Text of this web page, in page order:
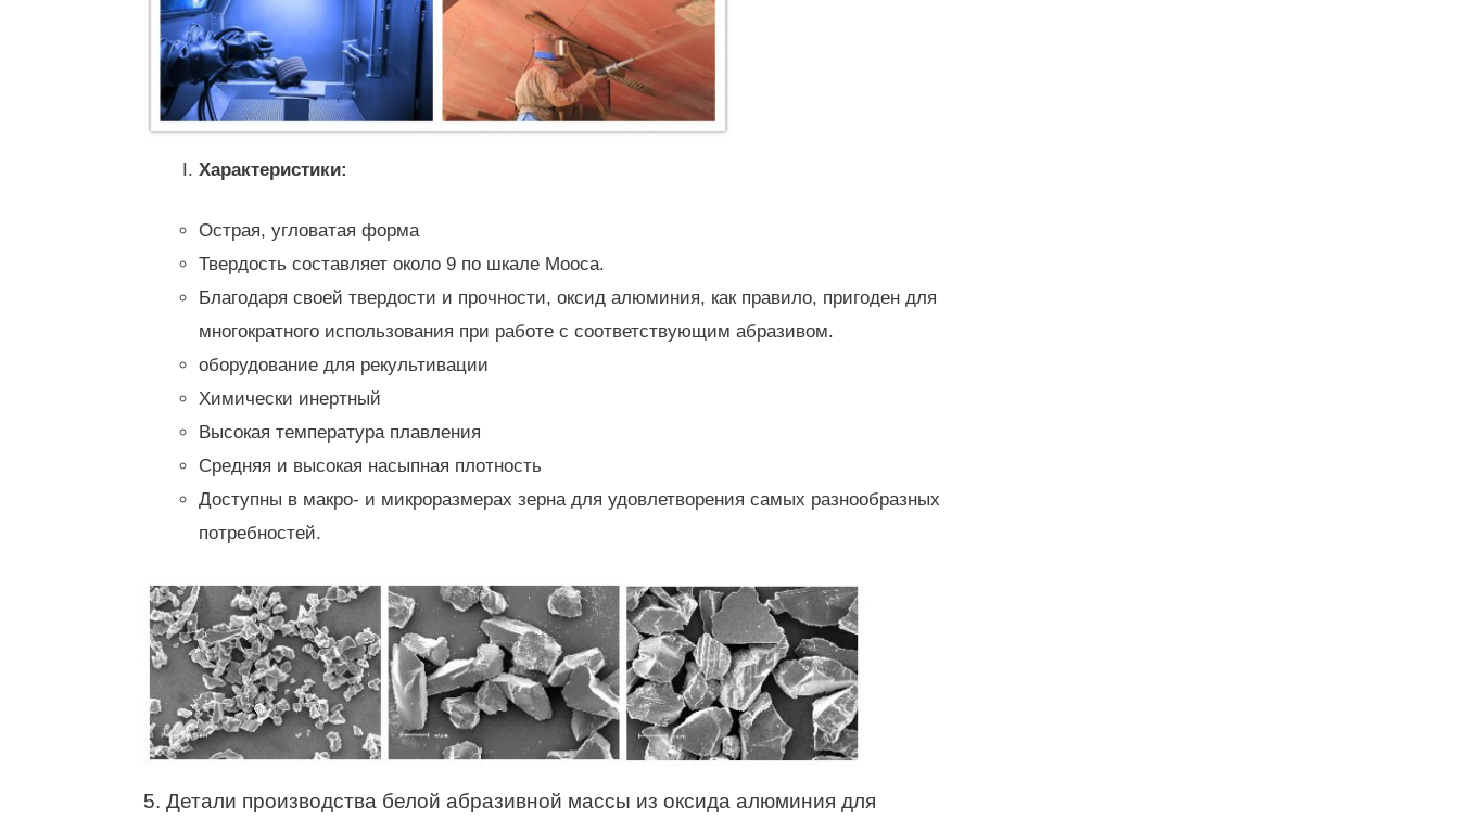
Характеристики:
Острая, угловатая форма
Твердость составляет около 9 по шкале Мооса.
Благодаря своей твердости и прочности, оксид алюминия, как правило, пригоден для
многократного использования при работе с соответствующим абразивом.
оборудование для рекультивации
Химически инертный
Высокая температура плавления
Средняя и высокая насыпная плотность
Доступны в макро- и микроразмерах зерна для удовлетворения самых разнообразных
потребностей.
5. Детали производства белой абразивной массы из оксида алюминия для